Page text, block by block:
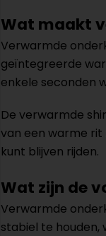
Wat maakt
Verwarmde
geïntegreerde
enkele seconden
De verwarmde
van een warme rit
kunt blijven rijden.
Wat zijn de
Verwarmde
stabiel te houden,